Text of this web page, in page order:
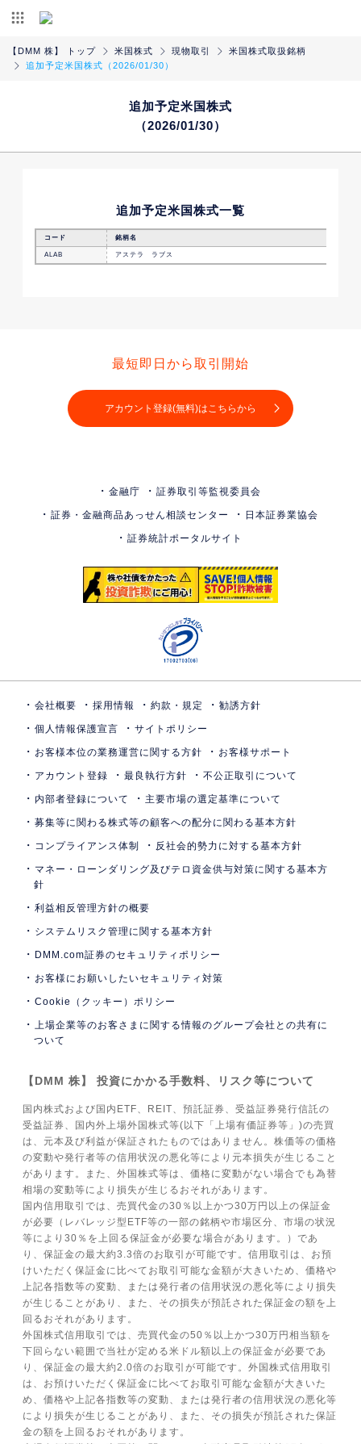
【DMM 株】 トップ 米国株式 現物取引
米国株式取扱銘柄
追加予定米国株式（2026/01/30）
追加予定米国株式
（2026/01/30）
追加予定米国株式一覧
コード 銘柄名
ALAB アステラ ラブス
最短即日から取引開始
アカウント登録(無料)はこちらから
金融庁 証券取引等監視委員会
証券・金融商品あっせん相談センター 日本証券業協会
証券統計ポータルサイト
会社概要 採用情報 約款・規定 勧誘方針
個人情報保護宣言 サイトポリシー
お客様本位の業務運営に関する方針 お客様サポート
アカウント登録 最良執行方針 不公正取引について
内部者登録について 主要市場の選定基準について
募集等に関わる株式等の顧客への配分に関わる基本方針
コンプライアンス体制 反社会的勢力に対する基本方針
マネー・ローンダリング及びテロ資金供与対策に関する基本方
針
利益相反管理方針の概要
システムリスク管理に関する基本方針
DMM.com証券のセキュリティポリシー
お客様にお願いしたいセキュリティ対策
Cookie（クッキー）ポリシー
上場企業等のお客さまに関する情報のグループ会社との共有に
ついて
【DMM 株】 投資にかかる手数料、リスク等について
国内株式および国内ETF、REIT、預託証券、受益証券発行信託の
受益証券、国内外上場外国株式等(以下「上場有価証券等」)の売買
は、元本及び利益が保証されたものではありません。株価等の価格
の変動や発行者等の信用状況の悪化等により元本損失が生じること
があります。また、外国株式等は、価格に変動がない場合でも為替
相場の変動等により損失が生じるおそれがあります。
国内信用取引では、売買代金の30％以上かつ30万円以上の保証金
が必要（レバレッジ型ETF等の一部の銘柄や市場区分、市場の状況
等により30％を上回る保証金が必要な場合があります。）であ
り、保証金の最大約3.3倍のお取引が可能です。信用取引は、お預
けいただく保証金に比べてお取引可能な金額が大きいため、価格や
上記各指数等の変動、または発行者の信用状況の悪化等により損失
が生じることがあり、また、その損失が預託された保証金の額を上
回るおそれがあります。
外国株式信用取引では、売買代金の50％以上かつ30万円相当額を
下回らない範囲で当社が定める米ドル額以上の保証金が必要であ
り、保証金の最大約2.0倍のお取引が可能です。外国株式信用取引
は、お預けいただく保証金に比べてお取引可能な金額が大きいた
め、価格や上記各指数等の変動、または発行者の信用状況の悪化等
により損失が生じることがあり、また、その損失が預託された保証
金の額を上回るおそれがあります。